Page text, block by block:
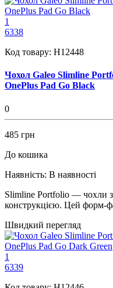
1
6338
Код товару: H12448
Чохол Galeo Slimline
OnePlus Pad Go Black
0
485 грн
До кошика
Наявність: В наявності
Slimline Portfolio — чохли
конструкцією. Цей форм-
Швидкий перегляд
1
6339